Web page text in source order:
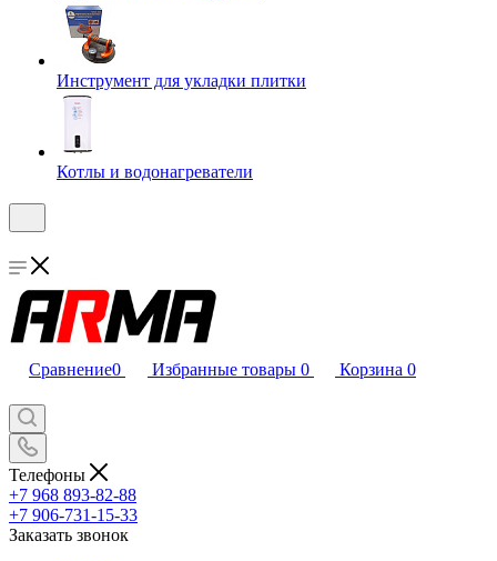
Инструмент для укладки плитки
Котлы и водонагреватели
Сравнение0 Избранные товары 0 Корзина 0
Телефоны
+7 968 893-82-88
+7 906-731-15-33
Заказать звонок